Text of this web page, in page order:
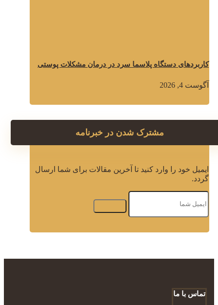
کاربردهای دستگاه پلاسما سرد در درمان مشکلات پوستی
آگوست 4, 2026
مشترک شدن در خبرنامه
ایمیل خود را وارد کنید تا آخرین مقالات برای شما ارسال
گردد.
تماس با ما